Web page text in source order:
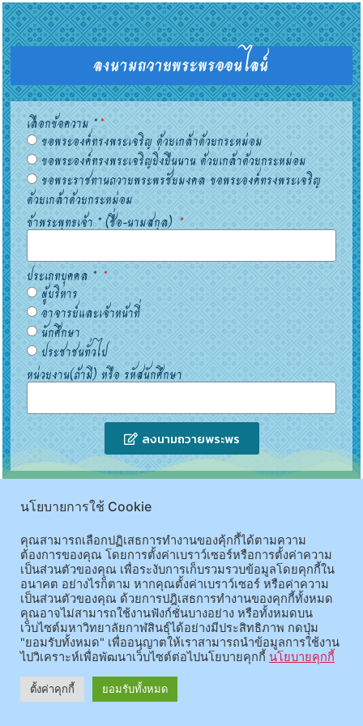
ลงนามถวายพระพรออนไลน์
เลือกข้อความ *
ขอพระองค์ทรงพระเจริญ ด้วยเกล้าด้วยกระหม่อม
ขอพระองค์ทรงพระเจริญยิ่งยืนนาน ด้วยเกล้าด้วยกระหม่อม
ขอพระราชทานถวายพระพรชัยมงคล ขอพระองค์ทรงพระเจริญ
ด้วยเกล้าด้วยกระหม่อม
ข้าพระพุทธเจ้า * (ชื่อ-นามสกุล)
ประเภทบุคคล *
ผู้บริหาร
อาจารย์และเจ้าหน้าที่
นักศึกษา
ประชาชนทั่วไป
หน่วยงาน(ถ้ามี) หรือ รหัสนักศึกษา
ลงนามถวายพระพร
นโยบายการใช้ Cookie
คุณสามารถเลือกปฏิเสธการทำงานของคุ้กกี้ได้ตามความ
ต้องการของคุณ โดยการตั้งค่าเบราว์เซอร์หรือการตั้งค่าความ
เป็นส่วนตัวของคุณ เพื่อระงับการเก็บรวมรวบข้อมูลโดยคุกกี้ใน
อนาคต อย่างไรก็ตาม หากคุณตั้งค่าเบราว์เซอร์ หรือค่าความ
เป็นส่วนตัวของคุณ ด้วยการปฎิเสธการทำงานของคุกกี้ทั้งหมด
คุณอาจไม่สามารถใช้งานฟังก์ชั่นบางอย่าง หรือทั้งหมดบน
เว็บไซต์มหาวิทยาลัยกาฬสินธุ์ได้อย่างมีประสิทธิภาพ กดปุ่ม
"ยอมรับทั้งหมด" เพื่ออนุญาตให้เราสามารถนำข้อมูลการใช้งาน
ไปวิเคราะห์เพื่อพัฒนาเว็บไซต์ต่อไปนโยบายคุกกี้ นโยบายคุกกี้
ตั้งค่าคุกกี้ ยอมรับทั้งหมด